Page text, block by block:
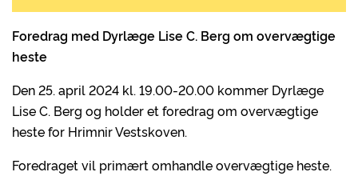
Foredrag med Dyrlæge Lise C. Berg om overvægtige
heste
Den 25. april 2024 kl. 19.00-20.00 kommer Dyrlæge
Lise C. Berg og holder et foredrag om overvægtige
heste for Hrimnir Vestskoven.
Foredraget vil primært omhandle overvægtige heste.